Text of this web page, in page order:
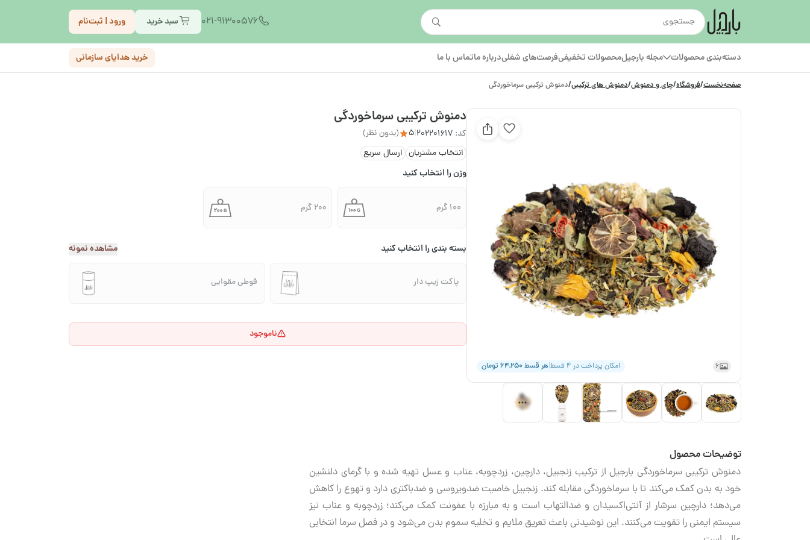
021-91300576 سبد خرید ورود | ثبت‌نام
دسته‌بندی محصولات مجله بارجیلمحصولات تخفیفیفرصت‌های شغلیدرباره ماتماس با ما خرید هدایای سازمانی
صفحه‌نخست/فروشگاه/چای و دمنوش/دمنوش های ترکیبی/دمنوش ترکیبی سرماخوردگی
6 امکان پرداخت در ۴ قسط |هر قسط ۶۴,۲۵۰ تومان
دمنوش ترکیبی سرماخوردگی
کد: 202201617
|
5
(بدون نظر)
انتخاب مشتریان ارسال سریع
وزن را انتخاب کنید
100 گرم 200 گرم
بسته بندی را انتخاب کنید مشاهده نمونه
پاکت زیپ دار قوطی مقوایی
ناموجود
توضیحات محصول
دمنوش ترکیبی سرماخوردگی بارجیل از ترکیب زنجبیل، دارچین، زردچوبه، عناب و عسل تهیه شده و با گرمای دلنشین
خود به بدن کمک می‌کند تا با سرماخوردگی مقابله کند. زنجبیل خاصیت ضدویروسی و ضدباکتری دارد و تهوع را کاهش
می‌دهد؛ دارچین سرشار از آنتی‌اکسیدان و ضدالتهاب است و به مبارزه با عفونت کمک می‌کند؛ زردچوبه و عناب نیز
سیستم ایمنی را تقویت می‌کنند. این نوشیدنی باعث تعریق ملایم و تخلیه سموم بدن می‌شود و در فصل سرما انتخابی